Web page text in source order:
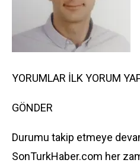
YORUMLAR İLK YORUM
GÖNDER
Durumu takip etmeye
SonTurkHaber.com her